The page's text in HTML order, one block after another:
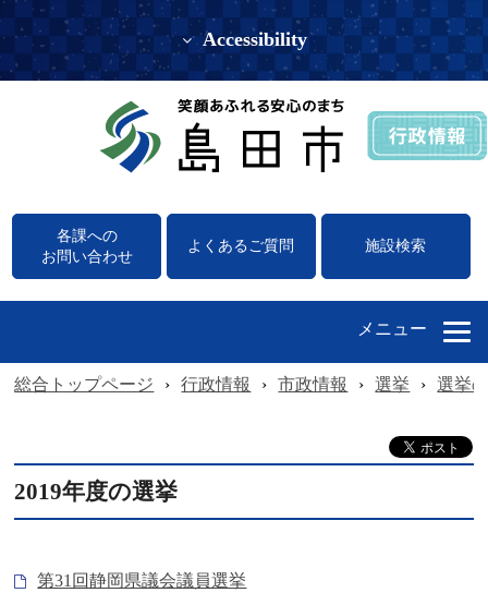
Accessibility
各課への
お問い合わせ
よくあるご質問 施設検索
メニュー
総合トップページ › 行政情報 › 市政情報 › 選挙 › 選挙
2019年度の選挙
第31回静岡県議会議員選挙